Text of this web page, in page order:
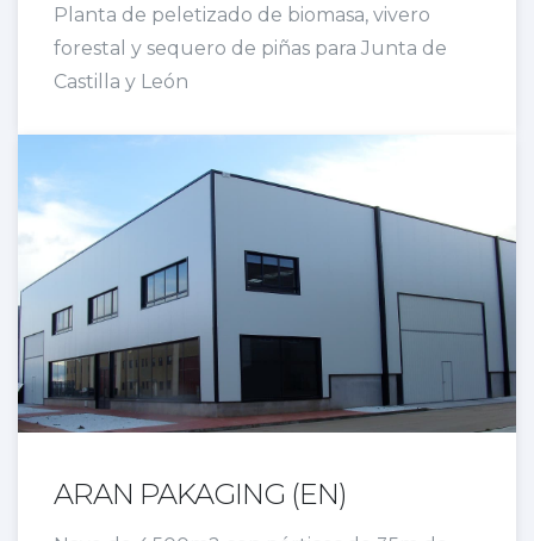
Planta de peletizado de biomasa, vivero
forestal y sequero de piñas para Junta de
Castilla y León
ARAN PAKAGING (EN)